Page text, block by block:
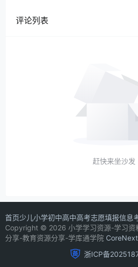
评论列表
赶快来坐沙发
首页少儿小学初中高中高考志愿填报信息
Copyright © 2026 小学学习资源-学习资
分享-教育资源分享-学库通学院 CoreNext
浙ICP备